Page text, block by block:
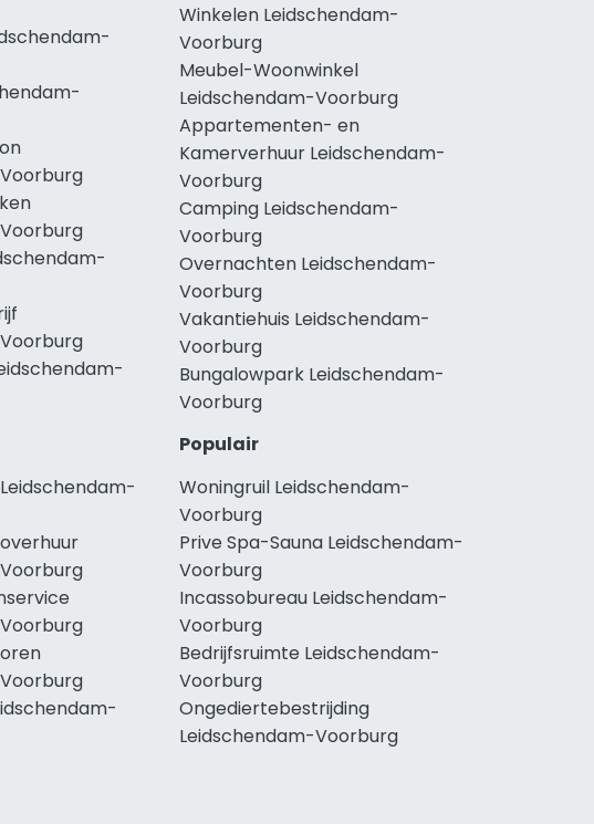
Winkelen Leidschendam-
Voorburg
Meubel-Woonwinkel
Leidschendam-Voorburg
Appartementen- en
Kamerverhuur Leidschendam-
Voorburg
Camping Leidschendam-
Voorburg
Overnachten Leidschendam-
Voorburg
Vakantiehuis Leidschendam-
Voorburg
Bungalowpark Leidschendam-
Voorburg
Populair
Woningruil Leidschendam-
Voorburg
Prive Spa-Sauna Leidschendam-
Voorburg
Incassobureau Leidschendam-
Voorburg
Bedrijfsruimte Leidschendam-
Voorburg
Ongediertebestrijding
Leidschendam-Voorburg